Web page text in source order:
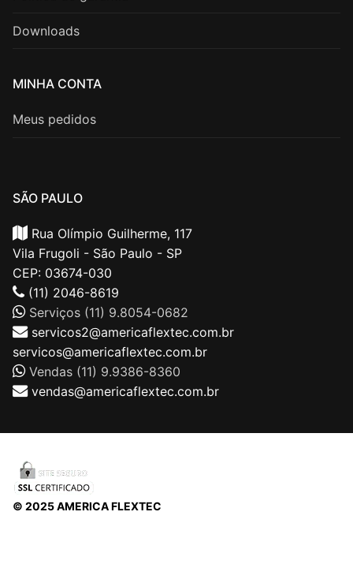
Downloads
MINHA CONTA
Meus pedidos
SÃO PAULO
Rua Olímpio Guilherme, 117
Vila Frugoli - São Paulo - SP
CEP: 03674-030
(11) 2046-8619
Serviços (11) 9.8054-0682
servicos2@americaflextec.com.br
servicos@americaflextec.com.br
Vendas (11) 9.9386-8360
vendas@americaflextec.com.br
© 2025 AMERICA FLEXTEC